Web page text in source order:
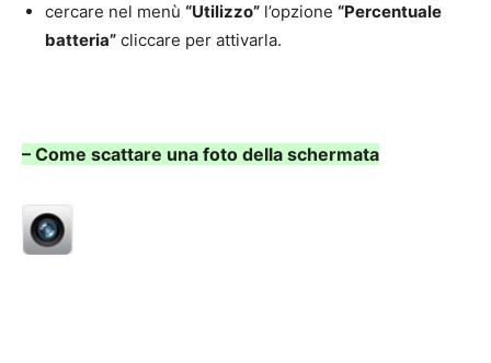
cercare nel menù “Utilizzo” l’opzione “Percentuale
batteria” cliccare per attivarla.
– Come scattare una foto della schermata